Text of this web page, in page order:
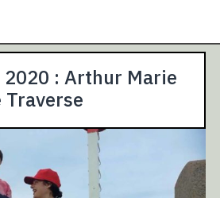
2020 : Arthur Marie